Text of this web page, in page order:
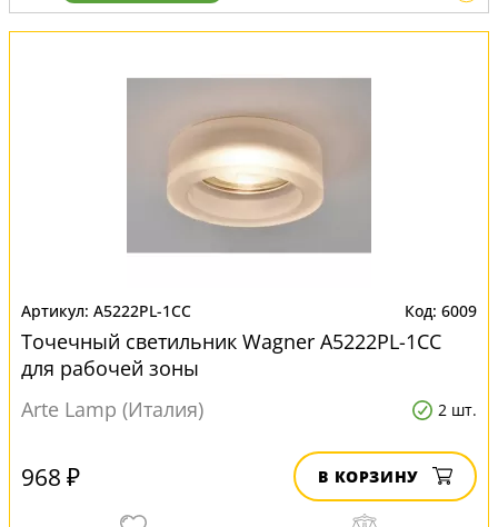
Вид:
Точечные светильники
A5222PL-1CC 6009
Точечный светильник Wagner A5222PL-1CC
для рабочей зоны
Arte Lamp (Италия)
2 шт.
968 ₽ В КОРЗИНУ